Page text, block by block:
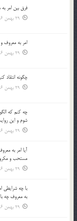
فرق بين امر
29 بهمن 96
امر به معروف
29 بهمن 96
چگونه انتقاد
29 بهمن 96
چه كنم كه
شوم و اين
29 بهمن 96
آيا امر به
مستحب و
29 بهمن 96
با چه شرايطي
به معروف چه
29 بهمن 96